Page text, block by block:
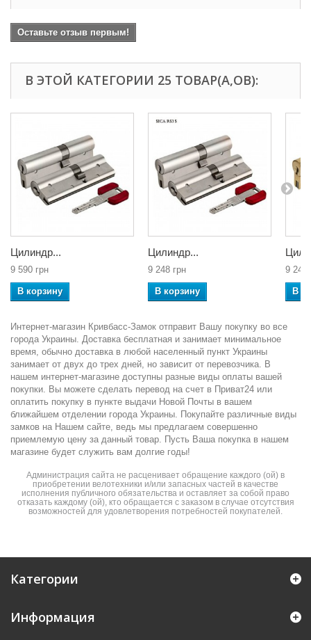
Оставьте отзыв первым!
В ЭТОЙ КАТЕГОРИИ 25 ТОВАР(А,ОВ):
Цилиндр...
9 590 грн
В корзину
Цилиндр...
9 248 грн
В корзину
9 248
В
Интернет-магазин Кривбасс-Замок отправит Вашу покупку во все
города Украины. Доставка бесплатная и занимает минимальное
время, обычно доставка в любой населенный пункт Украины
занимает от двух до трех дней, но зависит от перевозчика. В
нашем интернет-магазине доступны разные виды оплаты вашей
покупки. Вы можете сделать перевод на счет в Приват24 или
оплатить покупку в пункте выдачи Новой Почты в вашем
ближайшем отделении города Украины. Покупайте различные виды
замков на Нашем сайте, ведь мы предлагаем совершенно
приемлемую цену за данный товар. Пусть Ваша покупка в нашем
магазине будет служить вам долгие годы!
Администрация сайта не расценивает обращение каждого (ой) в
приобретении велотехники и/или запасных частей в качестве
исполнения публичного обязательства и оставляет за собой право
отказать каждому (ой), кто обращается с заказом в случае отсутствия
возможностей для удовлетворения потребностей покупателей.
Категории
Информация